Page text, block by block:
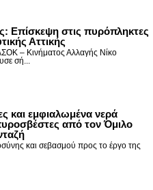
Επίσκεψη στις πυρόπληκτες
Αττικής
– Κινήματος Αλλαγής Νίκο
σή...
και εμφιαλωμένα νερά
από τον Όμιλο
και σεβασμού προς το έργο της